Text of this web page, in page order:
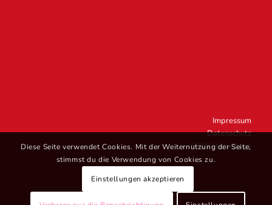
Impressum
Datenschutz
HAW Homepage
Diese Seite verwendet Cookies. Mit der Weiternutzung der Seite,
stimmst du die Verwendung von Cookies zu.
Einstellungen akzeptieren